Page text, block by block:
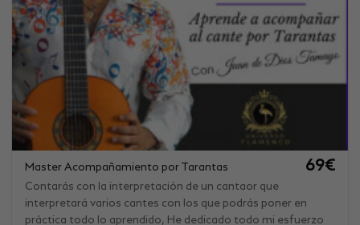
Master Acompañamiento por Tarantas 69€
Contarás con la interpretación de un cantaor que
interpretará varios cantes con los que podrás poner en
práctica todo lo aprendido, He dedicado todo mi esfuerzo